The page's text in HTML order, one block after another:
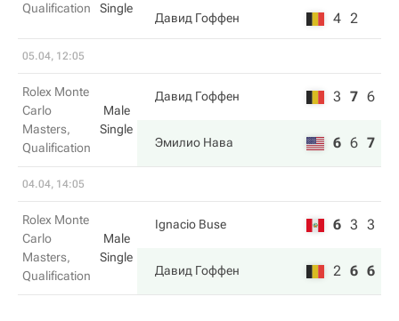
Qualification
Single
Давид Гоффен 4 2
05.04, 12:05
Rolex Monte
Carlo
Masters,
Qualification
Male
Single
Давид Гоффен 3 7 6
Эмилио Нава 6 6 7
04.04, 14:05
Rolex Monte
Carlo
Masters,
Qualification
Male
Single
Ignacio Buse 6 3 3
Давид Гоффен 2 6 6